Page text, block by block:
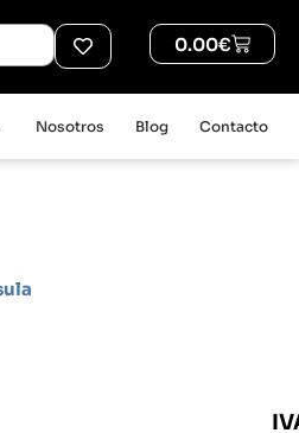
0.00€
Nosotros Blog Contacto